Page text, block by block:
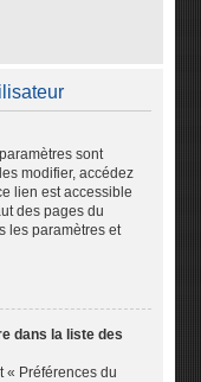
sont
modifier, accédez
lien est accessible
des pages du
les paramètres et
dans la liste des
« Préférences du